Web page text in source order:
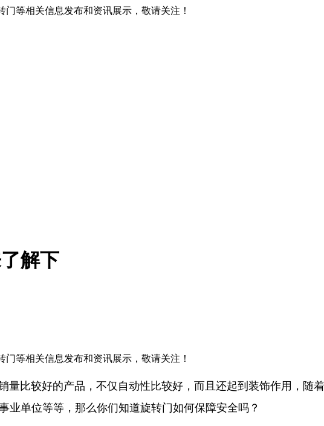
门等相关信息发布和资讯展示，敬请关注！
解下
门等相关信息发布和资讯展示，敬请关注！
量比较好的产品，不仅自动性比较好，而且还起到装饰作用，随着
业单位等等，那么你们知道旋转门如何保障安全吗？